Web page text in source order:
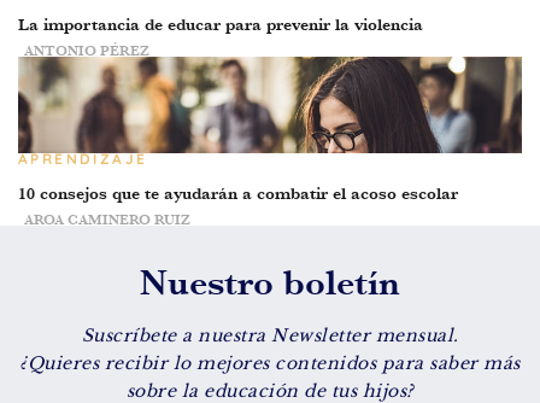
La importancia de educar para prevenir la violencia
ANTONIO PÉREZ
APRENDIZAJE
10 consejos que te ayudarán a combatir el acoso escolar
AROA CAMINERO RUIZ
Nuestro boletín
Suscríbete a nuestra Newsletter mensual.
¿Quieres recibir lo mejores contenidos para saber más
sobre la educación de tus hijos?